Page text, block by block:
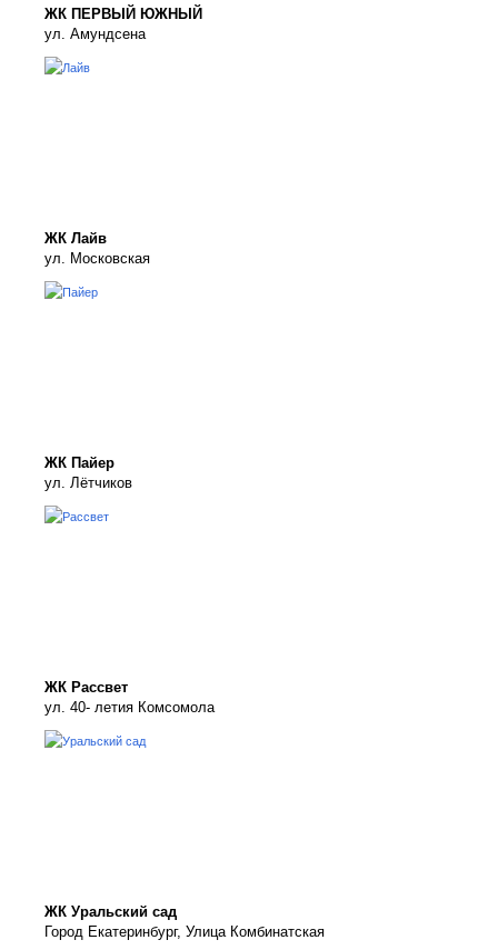
ЖК ПЕРВЫЙ ЮЖНЫЙ
ул. Амундсена
ЖК Лайв
ул. Московская
ЖК Пайер
ул. Лётчиков
ЖК Рассвет
ул. 40- летия Комсомола
ЖК Уральский сад
Город Екатеринбург, Улица Комбинатская